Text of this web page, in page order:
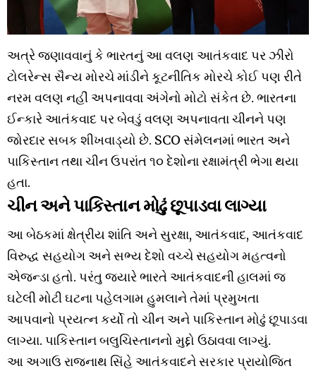
અત્રે જણાવવાનું કે ભારતનું આ વલણ આતંકવાદ પર ઝીરો
ટોલરેન્સ સૈન્ય મોરચે માંડીને કૂટનીતિક મોરચે કોઈ પણ રીતે
નરમ વલણ નહીં અપનાવવા અંગેનો મોટો સંકેત છે. ભારતના
ઈન્કારે આતંકવાદ પર બેવડું વલણ અપનાવતા ચીનને પણ
જોરદાર સબક શીખવાડ્યો છે. SCO સંમેલનમાં ભારત અને
પાકિસ્તાન તથા ચીન ઉપરાંત ૧૦ દેશોના રક્ષામંત્રી ભેગા થયા
હતા.
ચીન અને પાકિસ્તાન મોઢું છૂપાડવા લાગ્યા
આ બેઠકમાં ક્ષેત્રીય શાંતિ અને સુરક્ષા, આતંકવાદ, આતંકવાદ
વિરુદ્ધ સહયોગ અને સભ્ય દેશો વચ્ચે સહયોગ મહત્વનો
એજન્ડા હતો. પરંતુ જ્યારે ભારતે આતંકવાદની હાલમાં જ
ઘટેલી મોટી ઘટના પહેલગામ હુમલાને તેમાં પ્રમુખતા
આપવાનો પ્રયત્ન કર્યો તો ચીન અને પાકિસ્તાન મોઢું છૂપાડવા
લાગ્યા. પાકિસ્તાન બલુચિસ્તાનનો મુદ્દો ઉઠાવવા લાગ્યું.
આ અગાઉ રાજનાથ સિંહે આતંકવાદને સરકાર પ્રાયોજિત